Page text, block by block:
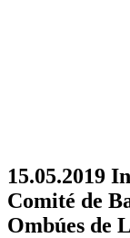
15.05.2019
Comité de
Ombúes de